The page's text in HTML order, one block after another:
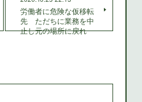
労働者に危険な仮移転
先 ただちに業務を中
止し元の場所に戻れ